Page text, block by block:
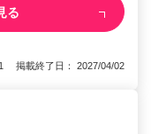
る
掲載終了日： 2027/04/02